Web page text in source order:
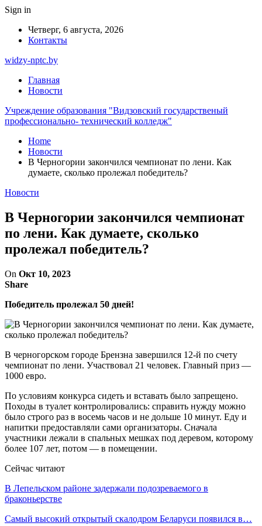
Sign in
Четверг, 6 августа, 2026
Контакты
widzy-nptc.by
Главная
Новости
Учреждение образования "Видзовский государственый
профессионально- технический колледж"
Home
Новости
В Черногории закончился чемпионат по лени. Как
думаете, сколько пролежал победитель?
Новости
В Черногории закончился чемпионат
по лени. Как думаете, сколько
пролежал победитель?
On Окт 10, 2023
Share
Победитель пролежал 50 дней!
В черногорском городе Брензна завершился 12-й по счету
чемпионат по лени. Участвовал 21 человек. Главный приз —
1000 евро.
По условиям конкурса сидеть и вставать было запрещено.
Походы в туалет контролировались: справить нужду можно
было строго раз в восемь часов и не дольше 10 минут. Еду и
напитки предоставляли сами организаторы. Сначала
участники лежали в спальных мешках под деревом, которому
более 107 лет, потом — в помещении.
Сейчас читают
В Лепельском районе задержали подозреваемого в
браконьерстве
Самый высокий открытый скалодром Беларуси появился в…